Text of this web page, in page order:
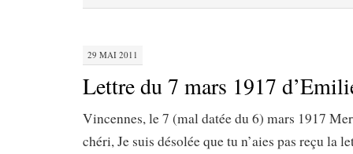
29 MAI 2011
Lettre du 7 mars 1917
Vincennes, le 7 (mal datée du 6) mars 1917
chéri, Je suis désolée que tu n’aies pas reçu la